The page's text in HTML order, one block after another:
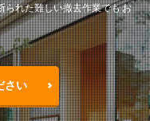
られた難しい撤去作業でも お
さい